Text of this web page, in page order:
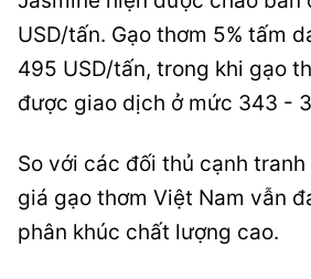
USD/tấn. Gạo thơm 5% tấm
495 USD/tấn, trong khi gạo
được giao dịch ở mức 343 -
So với các đối thủ cạnh
giá gạo thơm Việt Nam vẫn
phân khúc chất lượng cao.